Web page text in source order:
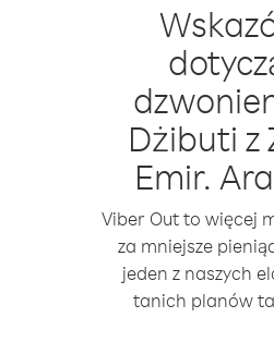
Dżibuti z
Emir.
Viber Out to więcej
za mniejsze
jeden z naszych
tanich planów